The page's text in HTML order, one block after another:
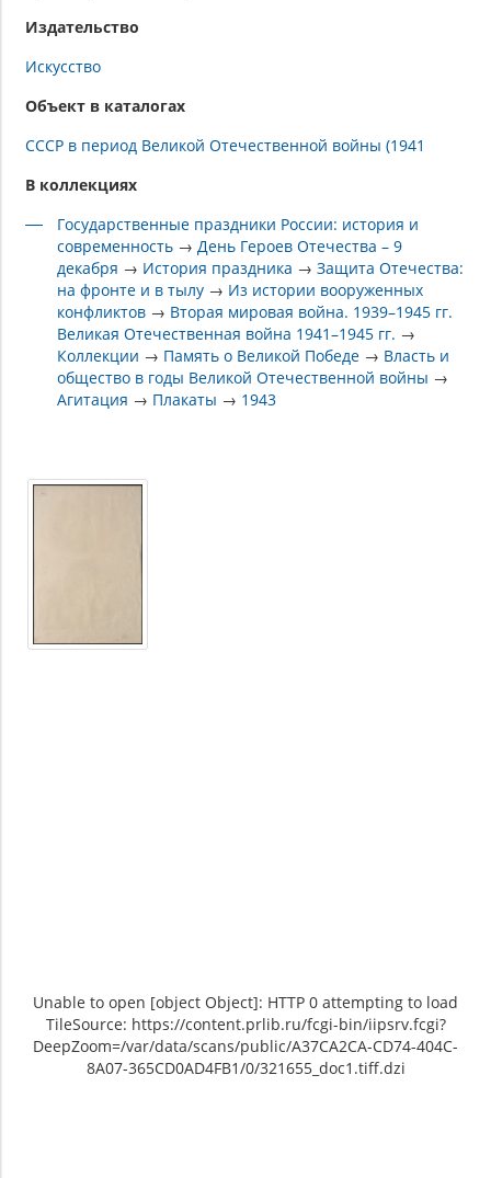
Издательство
Искусство
Объект в каталогах
СССР в период Великой Отечественной войны (1941
В коллекциях
Государственные праздники России: история и
современность →День Героев Отечества – 9
декабря → История праздника →Защита Отечества:
на фронте и в тылу → Из истории вооруженных
конфликтов → Вторая мировая война. 1939–1945 гг.
Великая Отечественная война 1941–1945 гг. →
Коллекции → Память о Великой Победе → Власть и
общество в годы Великой Отечественной войны →
Агитация → Плакаты → 1943
Unable to open [object Object]: HTTP 0 attempting to load
TileSource: https://content.prlib.ru/fcgi-bin/iipsrv.fcgi?
DeepZoom=/var/data/scans/public/A37CA2CA-CD74-404C-
8A07-365CD0AD4FB1/0/321655_doc1.tiff.dzi